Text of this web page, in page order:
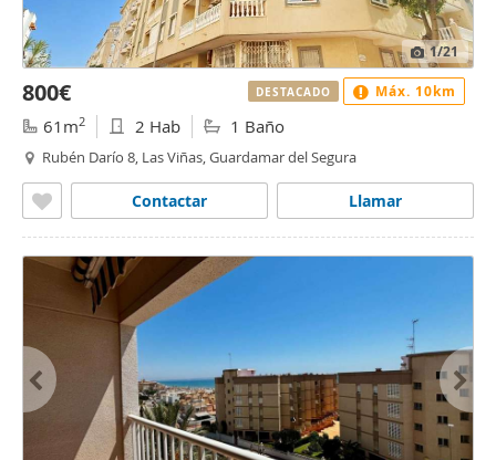
1/21
800€
61m2 2 Hab 1 Baño
Rubén Darío 8, Las Viñas, Guardamar del Segura
Llamar
Contactar
DESTACADO Máx. 10km